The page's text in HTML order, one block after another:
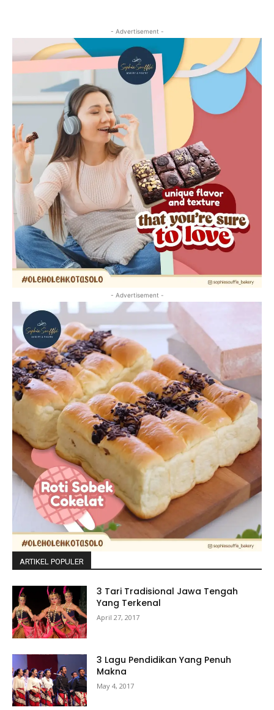
- Advertisement -
- Advertisement -
ARTIKEL POPULER
3 Tari Tradisional Jawa Tengah
Yang Terkenal
April 27, 2017
3 Lagu Pendidikan Yang Penuh
Makna
May 4, 2017